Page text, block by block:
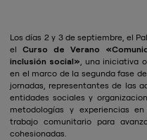
Los días 2 y 3 de septiembre, el
elCurso de Verano
inclusión social», una iniciativa
en el marco de la segunda fase
jornadas, representantes de las
entidades sociales y
metodologías y experiencias
trabajo comunitario para
cohesionadas.